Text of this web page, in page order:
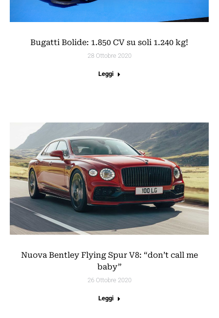
Bugatti Bolide: 1.850 CV su soli 1.240 kg!
28 Ottobre 2020
Leggi
Nuova Bentley Flying Spur V8: “don’t call me
baby”
26 Ottobre 2020
Leggi